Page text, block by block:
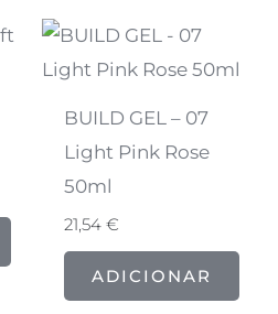
BUILD GEL – 07
Light Pink Rose
50ml
21,54€
ADICIONAR